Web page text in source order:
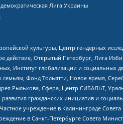
Лига Украины
культуры, Центр гендерных
Открытый Петербург, Лига
Институт глобализации и
Фонд Тольятти, Новое время,
Рылькова, Сфера, Центр СИБАЛЬТ,
гражданских инициатив и
учреждение в Калининграде Совета
в Санкт-Петербурге Совета